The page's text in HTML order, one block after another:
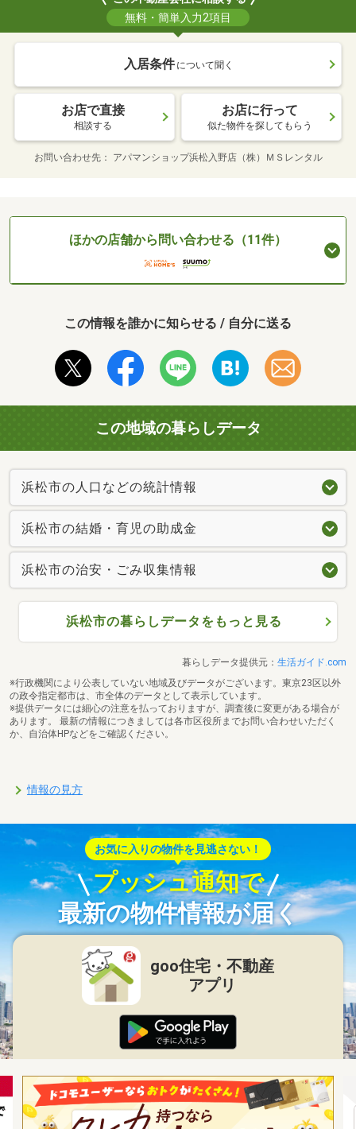
無料・簡単入力2項目
入居条件 について聞く
お店で直接
相談する
お店に行って
似た物件を探してもらう
お問い合わせ先 アパマンショップ浜松入野店（株）ＭＳレンタル
ほかの店舗から問い合わせる（11件）
この情報を誰かに知らせる / 自分に送る
この地域の暮らしデータ
浜松市の人口などの統計情報
浜松市の結婚・育児の助成金
浜松市の治安・ごみ収集情報
浜松市の暮らしデータをもっと見る
暮らしデータ提供元： 生活ガイド.com
※行政機関により公表していない地域及びデータがございます。東京23区以外
の政令指定都市は、市全体のデータとして表示しています。
※提供データには細心の注意を払っておりますが、調査後に変更がある場合が
あります。 最新の情報につきましては各市区役所までお問い合わせいただく
か、自治体HPなどをご確認ください。
情報の見方
お気に入りの物件を見逃さない！
プッシュ通知で
最新の物件情報が届く
goo住宅・不動産
アプリ